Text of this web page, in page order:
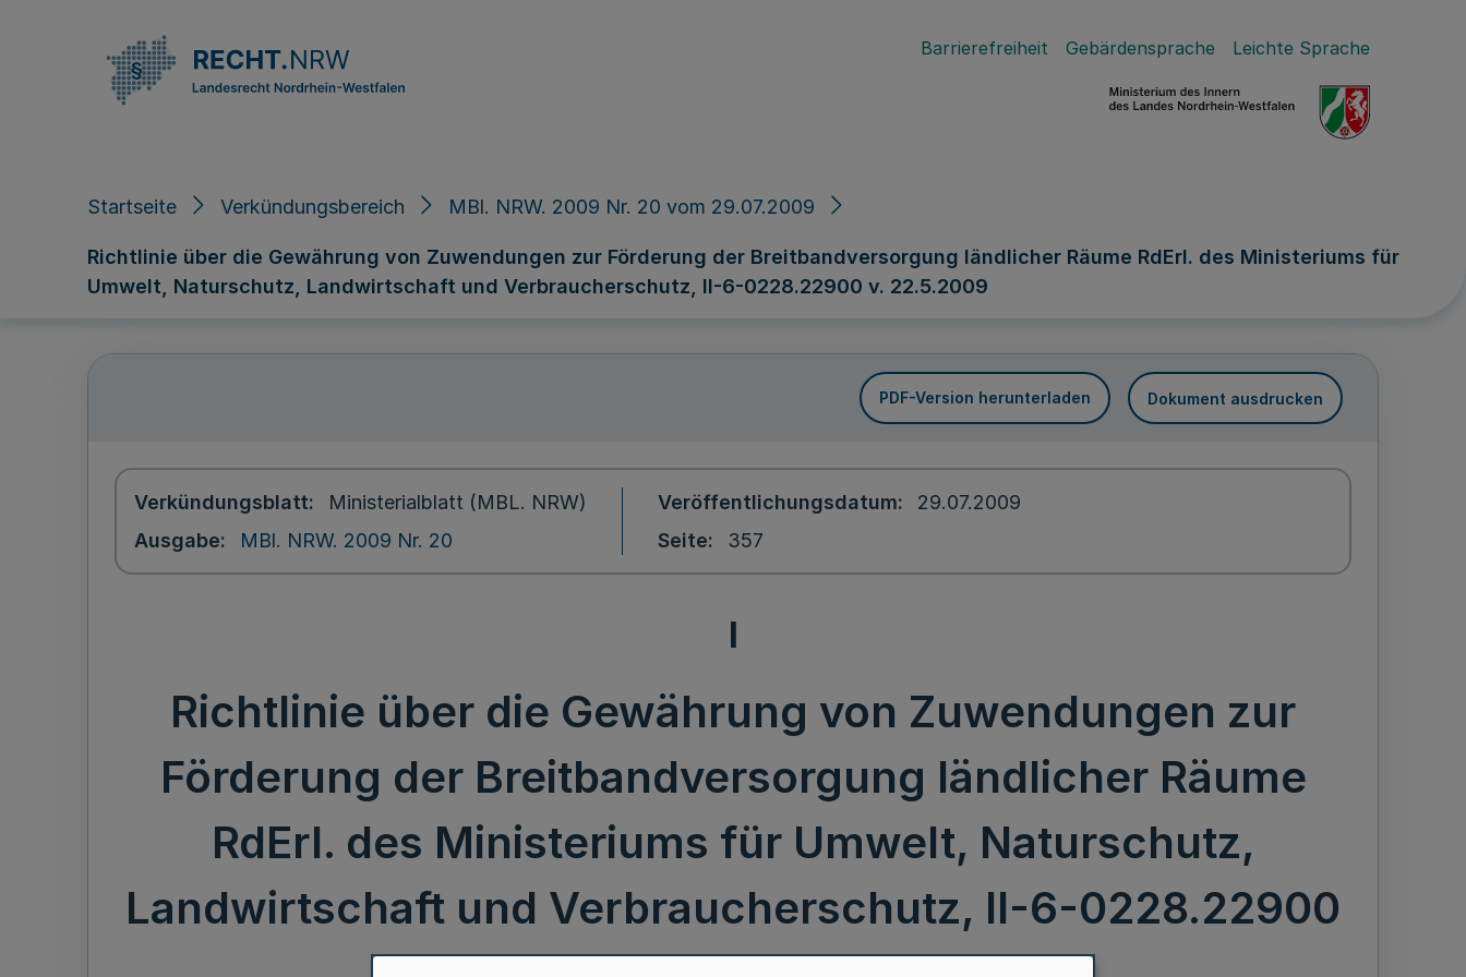
Barrierefreiheit Gebärdensprache Leichte Sprache
Startseite Verkündungsbereich MBl. NRW. 2009 Nr. 20 vom 29.07.2009
Richtlinie über die Gewährung von Zuwendungen zur Förderung der Breitbandversorgung ländlicher Räume RdErl. des Ministeriums für
Umwelt, Naturschutz, Landwirtschaft und Verbraucherschutz, II-6-0228.22900 v. 22.5.2009
PDF-Version herunterladen Dokument ausdrucken
Verkündungsblatt
Ministerialblatt (MBL. NRW)
Ausgabe
MBl. NRW. 2009 Nr. 20
Veröffentlichungsdatum
29.07.2009
Seite
357
I
Richtlinie über die Gewährung von Zuwendungen zur
Förderung der Breitbandversorgung ländlicher Räume
RdErl. des Ministeriums für Umwelt, Naturschutz,
Landwirtschaft und Verbraucherschutz, II-6-0228.22900